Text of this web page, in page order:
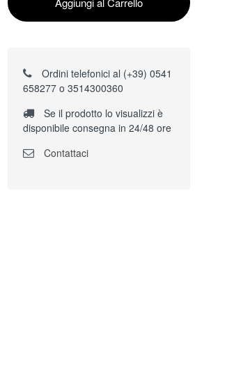
Ordini telefonici al (+39) 0541
658277 o 3514300360
Se il prodotto lo visualizzi è
disponibile consegna in 24/48 ore
Contattaci